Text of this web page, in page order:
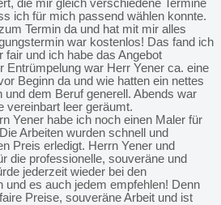
die mir gleich verschiedene Termine
ich für mich passend wählen konnte.
Termin da und hat mit mir alles
war kostenlos! Das fand ich
fair und ich habe das Angebot
Entrümpelung war Herr Yener ca. eine
Beginn da und wie hatten ein nettes
dem Beruf generell. Abends war
vereinbart leer geräumt.
Yener habe ich noch einen Maler für
Arbeiten wurden schnell und
Preis erledigt. Herrn Yener und
die professionelle, souveräne und
jederzeit wieder bei den
und es auch jedem empfehlen! Denn
Preise, souveräne Arbeit und ist